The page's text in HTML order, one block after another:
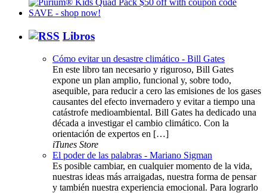
Libros
Cómo evitar un desastre climático - Bill Gates
En este libro tan necesario y riguroso, Bill Gates
expone un plan amplio, funcional y, sobre todo,
asequible, para reducir a cero las emisiones de los gases
causantes del efecto invernadero y evitar a tiempo una
catástrofe medioambiental. Bill Gates ha dedicado una
década a investigar el cambio climático. Con la
orientación de expertos en […]
iTunes Store
El poder de las palabras - Mariano Sigman
Es posible cambiar, en cualquier momento de la vida,
nuestras ideas más arraigadas, nuestra forma de pensar
y también nuestra experiencia emocional. Para lograrlo